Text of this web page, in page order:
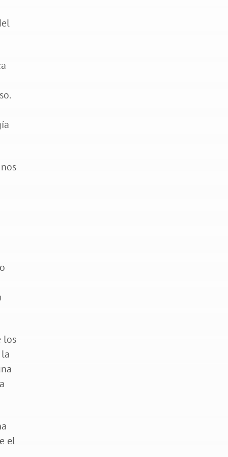
los
el